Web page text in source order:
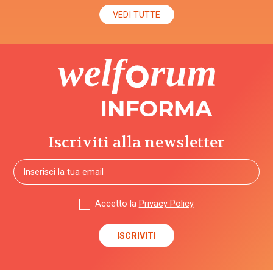
VEDI TUTTE
Iscriviti alla newsletter
Accetto la Privacy Policy